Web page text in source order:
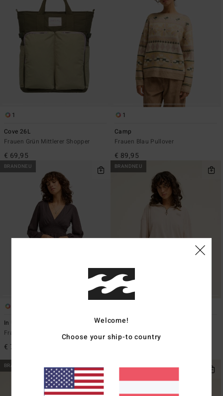
1
Cove 26L
Frauen Grün Mittlerer Shopper
€ 69,95
1
Camp
Frauen Blau Pullover
€ 89,95
BRANDNEU
In Ur Dreams
Frauen Schwarz Blousonkleid
€ 79,95
BRANDNEU
Coffee Time
Frauen Weiss Rippstrick-Top mit
halbem Reißverschluss
BRANDNEU BRANDNEU
Welcome!
Choose your ship-to country